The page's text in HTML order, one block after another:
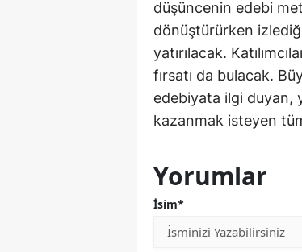
düşüncenin edebi
dönüştürürken
yatırılacak.
fırsatı da bulacak.
edebiyata ilgi duyan,
kazanmak isteyen
Yorumlar
İsim*